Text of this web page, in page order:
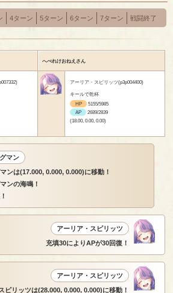
4ターン 5ターン 6ターン 7ターン 戦闘終了
へべれけおねえさん
アーリア・スピリッツ(p3p004400)
キールで乾杯
HP
5155/5985
AP
2689/2839
(18.00, 0.00, 0.00)
マン
ンは(17.000, 0.000, 0.000)に移動！
ンの海鳴！
アーリア・スピリッツ
充填30によりAPが30回復！
アーリア・スピリッツ
ピリッツは(28.000, 0.000, 0.000)に移動！